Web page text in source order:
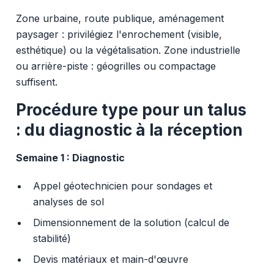
Zone urbaine, route publique, aménagement
paysager : privilégiez l'enrochement (visible,
esthétique) ou la végétalisation. Zone industrielle
ou arrière-piste : géogrilles ou compactage
suffisent.
Procédure type pour un talus
: du diagnostic à la réception
Semaine 1 : Diagnostic
Appel géotechnicien pour sondages et
analyses de sol
Dimensionnement de la solution (calcul de
stabilité)
Devis matériaux et main-d'œuvre